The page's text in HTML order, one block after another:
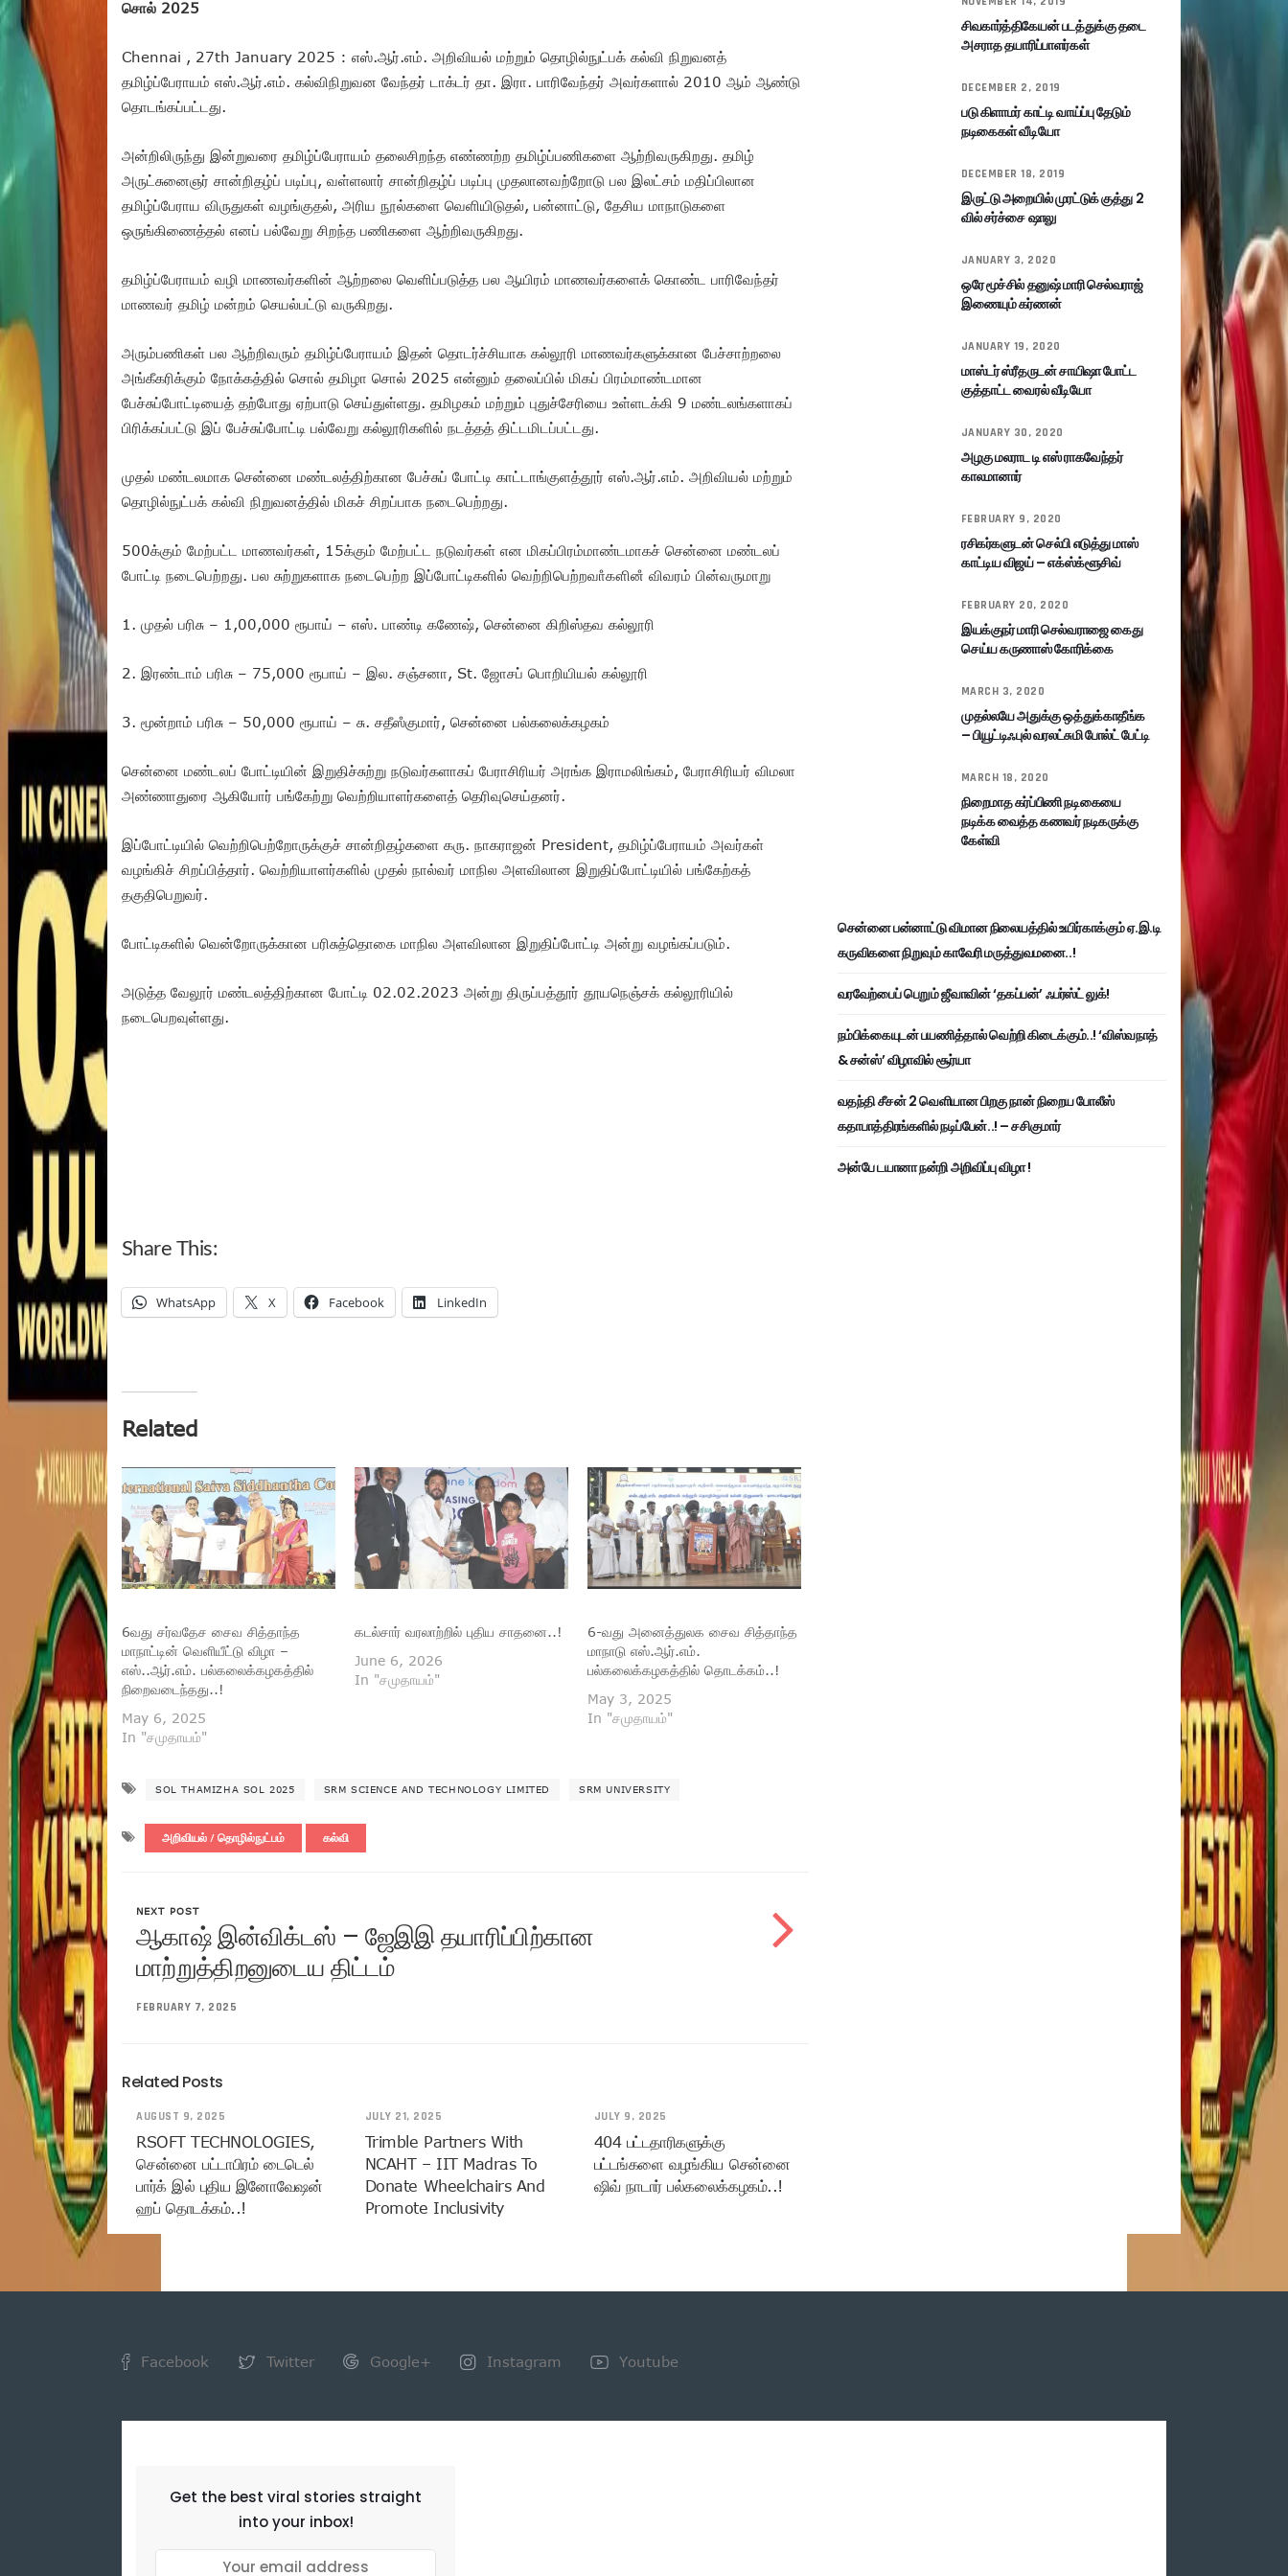
சொல் 2025
Chennai , 27th January 2025 : எஸ்.ஆர்.எம். அறிவியல் மற்றும் தொழில்நுட்பக் கல்வி நிறுவனத்
தமிழ்ப்பேராயம் எஸ்.ஆர்.எம். கல்விநிறுவன வேந்தர் டாக்டர் தா. இரா. பாரிவேந்தர் அவர்களால் 2010 ஆம் ஆண்டு
தொடங்கப்பட்டது.
அன்றிலிருந்து இன்றுவரை தமிழ்ப்பேராயம் தலைசிறந்த எண்ணற்ற தமிழ்ப்பணிகளை ஆற்றிவருகிறது. தமிழ்
அருட்சுனைஞர் சான்றிதழ்ப் படிப்பு, வள்ளலார் சான்றிதழ்ப் படிப்பு முதலானவற்றோடு பல இலட்சம் மதிப்பிலான
தமிழ்ப்பேராய விருதுகள் வழங்குதல், அரிய நூல்களை வெளியிடுதல், பன்னாட்டு, தேசிய மாநாடுகளை
ஒருங்கிணைத்தல் எனப் பல்வேறு சிறந்த பணிகளை ஆற்றிவருகிறது.
தமிழ்ப்பேராயம் வழி மாணவர்களின் ஆற்றலை வெளிப்படுத்த பல ஆயிரம் மாணவர்களைக் கொண்ட பாரிவேந்தர்
மாணவர் தமிழ் மன்றம் செயல்பட்டு வருகிறது.
அரும்பணிகள் பல ஆற்றிவரும் தமிழ்ப்பேராயம் இதன் தொடர்ச்சியாக கல்லூரி மாணவர்களுக்கான பேச்சாற்றலை
அங்கீகரிக்கும் நோக்கத்தில் சொல் தமிழா சொல் 2025 என்னும் தலைப்பில் மிகப் பிரம்மாண்டமான
பேச்சுப்போட்டியைத் தற்போது ஏற்பாடு செய்துள்ளது. தமிழகம் மற்றும் புதுச்சேரியை உள்ளடக்கி 9 மண்டலங்களாகப்
பிரிக்கப்பட்டு இப் பேச்சுப்போட்டி பல்வேறு கல்லூரிகளில் நடத்தத் திட்டமிடப்பட்டது.
முதல் மண்டலமாக சென்னை மண்டலத்திற்கான பேச்சுப் போட்டி காட்டாங்குளத்தூர் எஸ்.ஆர்.எம். அறிவியல் மற்றும்
தொழில்நுட்பக் கல்வி நிறுவனத்தில் மிகச் சிறப்பாக நடைபெற்றது.
500க்கும் மேற்பட்ட மாணவர்கள், 15க்கும் மேற்பட்ட நடுவர்கள் என மிகப்பிரம்மாண்டமாகச் சென்னை மண்டலப்
போட்டி நடைபெற்றது. பல சுற்றுகளாக நடைபெற்ற இப்போட்டிகளில் வெற்றிபெற்றவாஂகௗினஂ விவரம் பின்வருமாறு
1. முதல் பரிசு – 1,00,000 ரூபாய் – எஸ். பாண்டி கணேஷ், சென்னை கிறிஸ்தவ கல்லூரி
2. இரண்டாம் பரிசு – 75,000 ரூபாய் – இல. சஞ்சனா, St. ஜோசப் பொறியியல் கல்லூரி
3. மூன்றாம் பரிசு – 50,000 ரூபாய் – சு. சதீஸஂகுமார், சென்னை பல்கலைக்கழகம்
சென்னை மண்டலப் போட்டியின் இறுதிச்சுற்று நடுவர்களாகப் பேராசிரியர் அரங்க இராமலிங்கம், பேராசிரியர் விமலா
அண்ணாதுரை ஆகியோர் பங்கேற்று வெற்றியாளர்களைத் தெரிவுசெய்தனர்.
இப்போட்டியில் வெற்றிபெற்றோருக்குச் சான்றிதழ்களை கரு. நாகராஜன் President, தமிழ்ப்பேராயம் அவர்கள்
வழங்கிச் சிறப்பித்தார். வெற்றியாளர்களில் முதல் நால்வர் மாநில அளவிலான இறுதிப்போட்டியில் பங்கேற்கத்
தகுதிபெறுவர்.
போட்டிகளில் வென்றோருக்கான பரிசுத்தொகை மாநில அளவிலான இறுதிப்போட்டி அன்று வழங்கப்படும்.
அடுத்த வேலூர் மண்டலத்திற்கான போட்டி 02.02.2023 அன்று திருப்பத்தூர் தூயநெஞ்சக் கல்லூரியில்
நடைபெறவுள்ளது.
Share This:
WhatsApp X Facebook LinkedIn
Related
6வது சர்வதேச சைவ சித்தாந்த
மாநாட்டின் வெளியீட்டு விழா –
எஸ்..ஆர்.எம். பல்கலைக்கழகத்தில்
நிறைவடைந்தது..!
May 6, 2025
In "சமுதாயம்"
கடல்சார் வரலாற்றில் புதிய சாதனை..!
June 6, 2026
In "சமுதாயம்"
6-வது அனைத்துலக சைவ சித்தாந்த
மாநாடு எஸ்.ஆர்.எம்.
பல்கலைக்கழகத்தில் தொடக்கம்..!
May 3, 2025
In "சமுதாயம்"
SOL THAMIZHA SOL 2025 SRM SCIENCE AND TECHNOLOGY LIMITED SRM UNIVERSITY
அறிவியல் / தொழில்நுட்பம் கல்வி
NEXT POST
ஆகாஷ் இன்விக்டஸ் – ஜேஇஇ தயாரிப்பிற்கான
மாற்றுத்திறனுடைய திட்டம்
FEBRUARY 7, 2025
Related Posts
AUGUST 9, 2025
RSOFT TECHNOLOGIES,
சென்னை பட்டாபிரம் டைடெல்
பார்க் இல் புதிய இனோவேஷன்
ஹப் தொடக்கம்..!
JULY 21, 2025
Trimble Partners With
NCAHT – IIT Madras To
Donate Wheelchairs And
Promote Inclusivity
JULY 9, 2025
404 பட்டதாரிகளுக்கு
பட்டங்களை வழங்கிய சென்னை
ஷிவ் நாடார் பல்கலைக்கழகம்..!
சிவகார்த்திகேயன் படத்துக்கு தடை
அசராத தயாரிப்பாளர்கள்
DECEMBER 2, 2019
படு கிளாமர் காட்டி வாய்ப்பு தேடும்
நடிகைகள் வீடியோ
DECEMBER 18, 2019
இருட்டு அறையில் முரட்டுக் குத்து 2
வில் சர்ச்சை ஷாலு
JANUARY 3, 2020
ஒரே மூச்சில் தனுஷ் மாரி செல்வராஜ்
இணையும் கர்ணன்
JANUARY 19, 2020
மாஸ்டர் ஸ்ரீதருடன் சாயிஷா போட்ட
குத்தாட்ட வைரல் வீடியோ
JANUARY 30, 2020
அழகு மலராட டி எஸ் ராகவேந்தர்
காலமானார்
FEBRUARY 9, 2020
ரசிகர்களுடன் செல்பி எடுத்து மாஸ்
காட்டிய விஜய் – எக்ஸ்க்ளூசிவ்
FEBRUARY 20, 2020
இயக்குநர் மாரி செல்வராஜை கைது
செய்ய கருணாஸ் கோரிக்கை
MARCH 3, 2020
முதல்லயே அதுக்கு ஒத்துக்காதீங்க
– பியூட்டிஃபுல் வரலட்சுமி போல்ட் பேட்டி
MARCH 18, 2020
நிறைமாத கர்ப்பிணி நடிகையை
நடிக்க வைத்த கணவர் நடிகருக்கு
கேள்வி
சென்னை பன்னாட்டு விமான நிலையத்தில் உயிர்காக்கும் ஏ.இ.டி
கருவிகளை நிறுவும் காவேரி மருத்துவமனை..!
வரவேற்பைப் பெறும் ஜீவாவின் ‘தகப்பன்’ ஃபர்ஸ்ட் லுக்!
நம்பிக்கையுடன் பயணித்தால் வெற்றி கிடைக்கும்..! ‘விஸ்வநாத்
& சன்ஸ்’ விழாவில் சூர்யா
வதந்தி சீசன் 2 வெளியான பிறகு நான் நிறைய போலீஸ்
கதாபாத்திரங்களில் நடிப்பேன்..! – சசிகுமார்
அன்பே டயானா நன்றி அறிவிப்பு விழா !
Facebook Twitter Google+ Instagram Youtube
Get the best viral stories straight
into your inbox!